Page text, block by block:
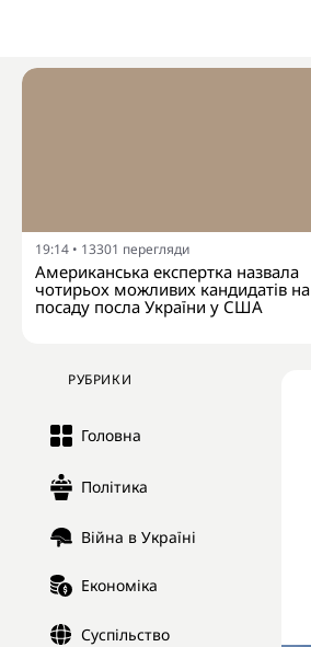
19:14 • 13301 перегляди
Американська експертка назвала
чотирьох можливих кандидатів на
посаду посла України у США
РУБРИКИ
Головна
Політика
Війна в Україні
Економіка
Суспільство